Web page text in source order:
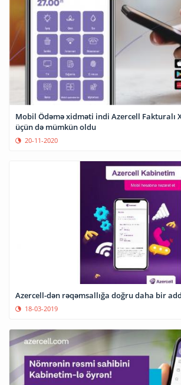
Mobil Ödəmə xidməti indi Azercell Fakturalı
üçün də mümkün oldu
20-11-2020
Azercell-dən rəqəmsallığa doğru daha bir
18-03-2019